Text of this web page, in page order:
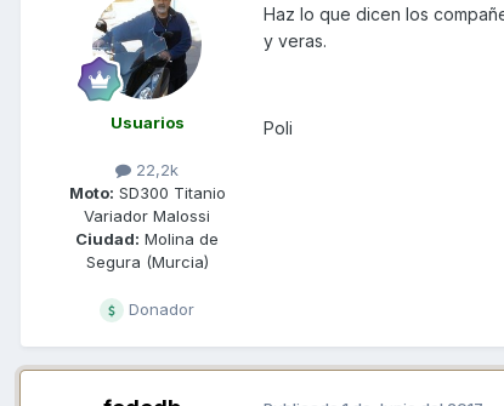
Usuarios
22,2k
Moto: SD300 Titanio
Variador Malossi
Ciudad: Molina de
Segura (Murcia)
Donador
Haz lo que dicen los
y veras.
Poli